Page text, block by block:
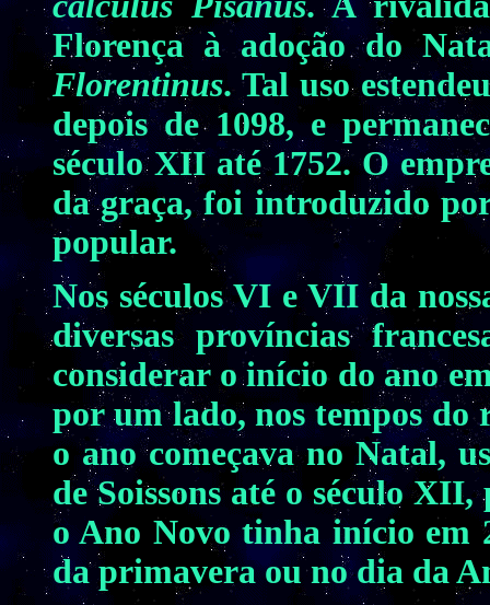
Florença à adoção do
Florentinus. Tal uso
depois de 1098, e
século XII até 1752. O
da graça, foi introduzido
popular.
Nos séculos VI e VII da
diversas províncias
considerar o início do ano
por um lado, nos tempos do
o ano começava no Natal,
de Soissons até o século
o Ano Novo tinha início em
da primavera ou no dia da